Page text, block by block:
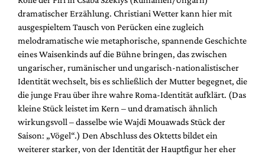
dramatischer Erzählung. Christiani Wetter kann hier mit
ausgespieltem Tausch von Perücken eine zugleich
melodramatische wie metaphorische, spannende Geschichte
eines Waisenkinds auf die Bühne bringen, das zwischen
ungarischer, rumänischer und ungarisch-nationalistischer
Identität wechselt, bis es schließlich der Mutter begegnet, die
die junge Frau über ihre wahre Roma-Identität aufklärt. (Das
kleine Stück leistet im Kern – und dramatisch ähnlich
wirkungsvoll – dasselbe wie Wajdi Mouawads Stück der
Saison: „Vögel“.) Den Abschluss des Oktetts bildet ein
weiterer starker, von der Identität der Hauptfigur her eher